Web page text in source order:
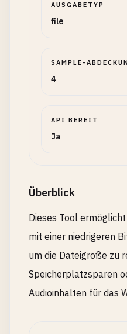
AUSGABETYP
file
SAMPLE-
4
API BEREIT
Ja
Überblick
Dieses Tool
mit einer niedrigeren
um die Dateigröße zu
Speicherplatzsparen
Audioinhalten für das